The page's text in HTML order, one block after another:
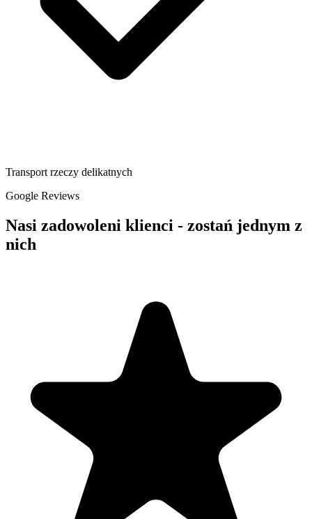
Transport rzeczy delikatnych
Google Reviews
Nasi zadowoleni klienci - zostań jednym z
nich